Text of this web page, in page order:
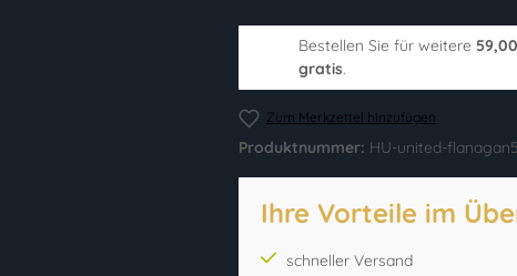
Bestellen Sie für weitere
gratis.
Zum Merkzettel hinzufügen
Produktnummer: HU-united-
Ihre Vorteile im
schneller Versand